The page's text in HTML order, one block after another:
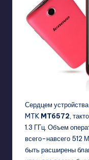
Сердцем
MTK MT6572 ,
1.3 ГГц. Объем
всего-навсего 512
быть расширены